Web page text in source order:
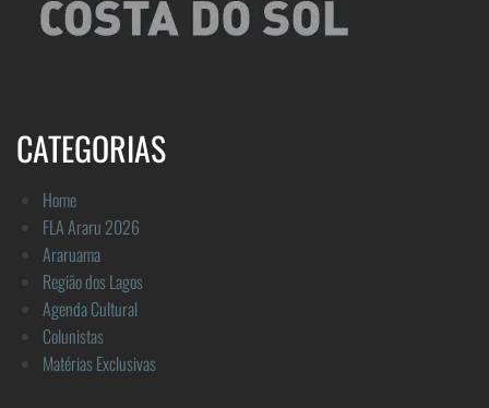
CATEGORIAS
Home
FLA Araru 2026
Araruama
Região dos Lagos
Agenda Cultural
Colunistas
Matérias Exclusivas